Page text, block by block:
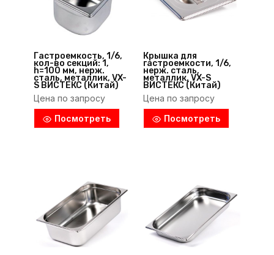
Гастроемкость, 1/6,
кол-во секций: 1,
h=100 мм, нерж.
сталь, металлик, VX-
S ВИСТЕКС (Китай)
Цена по запросу
Посмотреть
Крышка для
гастроемкости, 1/6,
нерж. сталь,
металлик, VX-S
ВИСТЕКС (Китай)
Цена по запросу
Посмотреть